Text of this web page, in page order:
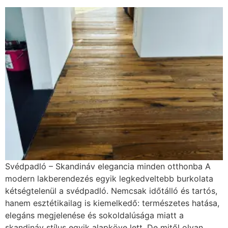
Svédpadló – Skandináv elegancia minden otthonba A
modern lakberendezés egyik legkedveltebb burkolata
kétségtelenül a svédpadló. Nemcsak időtálló és tartós,
hanem esztétikailag is kiemelkedő: természetes hatása,
elegáns megjelenése és sokoldalúsága miatt a